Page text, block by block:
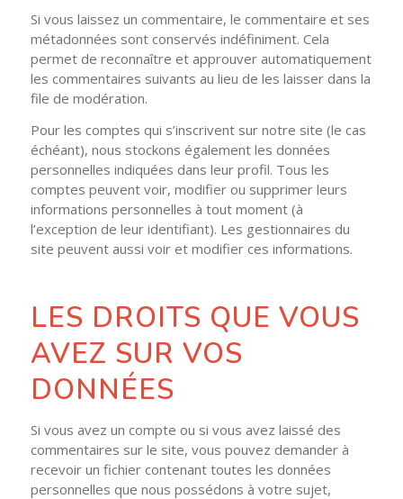
Si vous laissez un commentaire, le commentaire et ses
métadonnées sont conservés indéfiniment. Cela
permet de reconnaître et approuver automatiquement
les commentaires suivants au lieu de les laisser dans la
file de modération.
Pour les comptes qui s’inscrivent sur notre site (le cas
échéant), nous stockons également les données
personnelles indiquées dans leur profil. Tous les
comptes peuvent voir, modifier ou supprimer leurs
informations personnelles à tout moment (à
l’exception de leur identifiant). Les gestionnaires du
site peuvent aussi voir et modifier ces informations.
LES DROITS QUE VOUS
AVEZ SUR VOS
DONNÉES
Si vous avez un compte ou si vous avez laissé des
commentaires sur le site, vous pouvez demander à
recevoir un fichier contenant toutes les données
personnelles que nous possédons à votre sujet,